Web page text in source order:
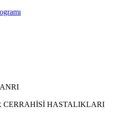
CERRAHİSİ HASTALIKLARI